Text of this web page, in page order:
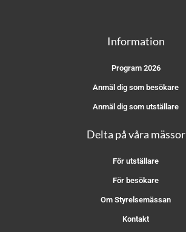
Information
Program 2026
Anmäl dig som besökare
Anmäl dig som utställare
Delta på våra mässor
För utställare
För besökare
Om Styrelsemässan
Kontakt